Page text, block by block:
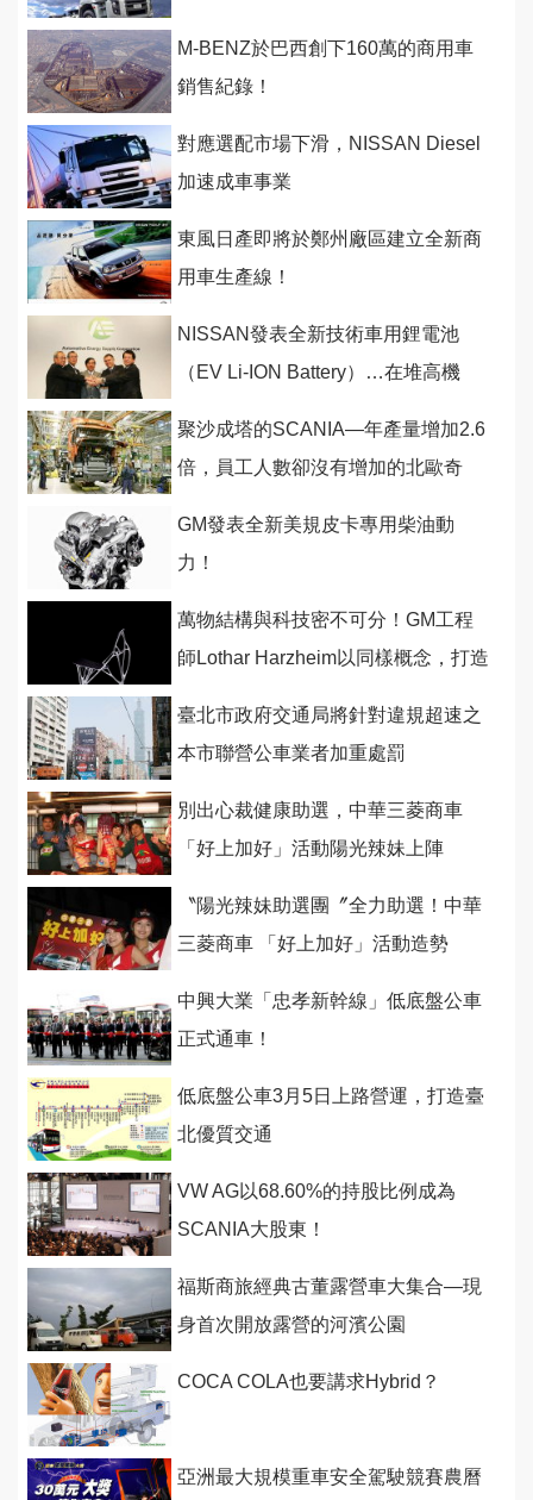
M-BENZ於巴西創下160萬的商用車
銷售紀錄！
對應選配市場下滑，NISSAN Diesel
加速成車事業
東風日產即將於鄭州廠區建立全新商
用車生產線！
NISSAN發表全新技術車用鋰電池
（EV Li-ION Battery）…在堆高機
聚沙成塔的SCANIA—年產量增加2.6
倍，員工人數卻沒有增加的北歐奇
GM發表全新美規皮卡專用柴油動
力！
萬物結構與科技密不可分！GM工程
師Lothar Harzheim以同樣概念，打造
臺北市政府交通局將針對違規超速之
本市聯營公車業者加重處罰
別出心裁健康助選，中華三菱商車
「好上加好」活動陽光辣妹上陣
〝陽光辣妹助選團〞全力助選！中華
三菱商車 「好上加好」活動造勢
中興大業「忠孝新幹線」低底盤公車
正式通車！
低底盤公車3月5日上路營運，打造臺
北優質交通
VW AG以68.60%的持股比例成為
SCANIA大股東！
福斯商旅經典古董露營車大集合—現
身首次開放露營的河濱公園
COCA COLA也要講求Hybrid？
亞洲最大規模重車安全駕駛競賽農曆